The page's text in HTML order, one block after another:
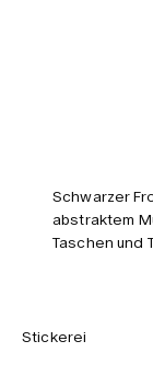
Schwarzer
abstraktem
Taschen und
Stickerei